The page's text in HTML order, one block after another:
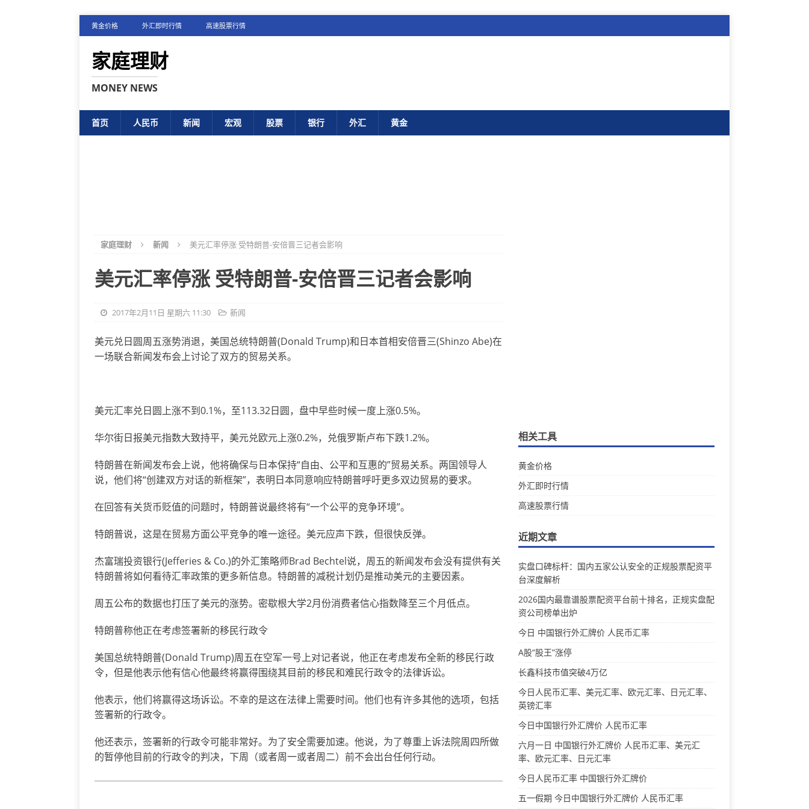
黄金价格 外汇即时行情 高速股票行情
家庭理财
MONEY NEWS
首页 人民币 新闻 宏观 股票 银行 外汇 黄金
家庭理财 新闻 美元汇率停涨 受特朗普-安倍晋三记者会影响
美元汇率停涨 受特朗普-安倍晋三记者会影响
2017年2月11日 星期六 11:30 新闻
美元兑日圆周五涨势消退，美国总统特朗普(Donald Trump)和日本首相安倍晋三(Shinzo Abe)在
一场联合新闻发布会上讨论了双方的贸易关系。
美元汇率兑日圆上涨不到0.1%，至113.32日圆，盘中早些时候一度上涨0.5%。
华尔街日报美元指数大致持平，美元兑欧元上涨0.2%，兑俄罗斯卢布下跌1.2%。
特朗普在新闻发布会上说，他将确保与日本保持“自由、公平和互惠的”贸易关系。两国领导人
说，他们将“创建双方对话的新框架”，表明日本同意响应特朗普呼吁更多双边贸易的要求。
在回答有关货币贬值的问题时，特朗普说最终将有“一个公平的竞争环境”。
特朗普说，这是在贸易方面公平竞争的唯一途径。美元应声下跌，但很快反弹。
杰富瑞投资银行(Jefferies & Co.)的外汇策略师Brad Bechtel说，周五的新闻发布会没有提供有关
特朗普将如何看待汇率政策的更多新信息。特朗普的减税计划仍是推动美元的主要因素。
周五公布的数据也打压了美元的涨势。密歇根大学2月份消费者信心指数降至三个月低点。
特朗普称他正在考虑签署新的移民行政令
美国总统特朗普(Donald Trump)周五在空军一号上对记者说，他正在考虑发布全新的移民行政
令，但是他表示他有信心他最终将赢得围绕其目前的移民和难民行政令的法律诉讼。
他表示，他们将赢得这场诉讼。不幸的是这在法律上需要时间。他们也有许多其他的选项，包括
签署新的行政令。
他还表示，签署新的行政令可能非常好。为了安全需要加速。他说，为了尊重上诉法院周四所做
的暂停他目前的行政令的判决，下周（或者周一或者周二）前不会出台任何行动。
相关工具
黄金价格
外汇即时行情
高速股票行情
近期文章
实盘口碑标杆：国内五家公认安全的正规股票配资平
台深度解析
2026国内最靠谱股票配资平台前十排名，正规实盘配
资公司榜单出炉
今日 中国银行外汇牌价 人民币汇率
A股“股王”涨停
长鑫科技市值突破4万亿
今日人民币汇率、美元汇率、欧元汇率、日元汇率、
英镑汇率
今日中国银行外汇牌价 人民币汇率
六月一日 中国银行外汇牌价 人民币汇率、美元汇
率、欧元汇率、日元汇率
今日人民币汇率 中国银行外汇牌价
五一假期 今日中国银行外汇牌价 人民币汇率